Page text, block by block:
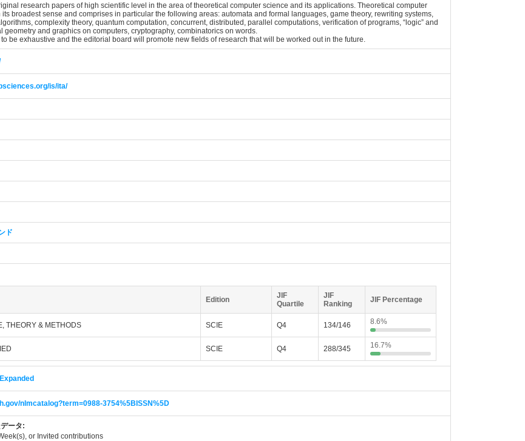
research papers of high scientific level in the area of theoretical computer science and its applications. Theoretical computer
broadest sense and comprises in particular the following areas: automata and formal languages, game theory, rewriting systems,
complexity theory, quantum computation, concurrent, distributed, parallel computations, verification of programs, “logic” and
geometry and graphics on computers, cryptography, combinatorics on words.
be exhaustive and the editorial board will promote new fields of research that will be worked out in the future.
is/ita/
ド
Edition
JIF
Quartile
JIF
Ranking
JIF Percentage
THEORY & METHODS SCIE Q4 134/146 8.6%
SCIE Q4 288/345 16.7%
nlmcatalog?term=0988-3754%5BISSN%5D
ータ:
or Invited contributions